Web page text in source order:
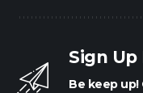
Sign
Be keep